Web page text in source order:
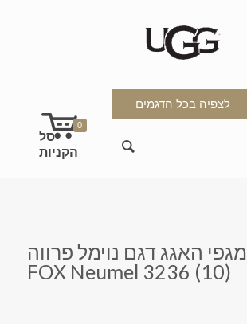
לצפיה בכל הדגמים
0
מגפי האגג דגם נוימל פרווה UGG
FOX Neumel 3236 (10)